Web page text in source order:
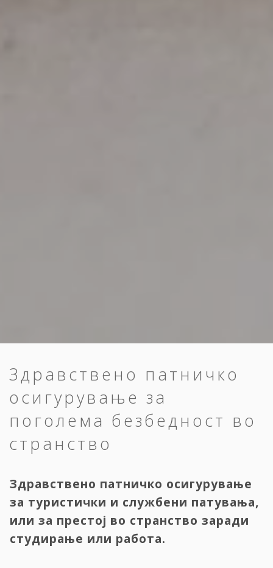
Здравствено патничко
осигурување за
поголема безбедност во
странство
Здравствено патничко осигурување
за туристички и службени патувања,
или за престој во странство заради
студирање или работа.